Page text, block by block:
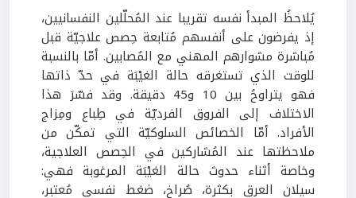
يُلاحظُ المبدأ نفسه تقريبا عند المُحلّلين النفسانيين،
إذ يفرضون على أنفسهم مُتابعة حِصص علاجيّة قبل
مُباشرة مشوارهم المهني مع المُصابين. أمّا بالنسبة
للوقت الذي تستغرقه حالة الغيْبَة في حدّ ذاتها
فهو يتراوحُ بين 10 و45 دقيقة. وقد فسّرَ هذا
الاختلاف إلى الفروق الفرديّة في طِباع ومِزاج
الأفراد. أمّا الخصائص السلوكيّة التي تمكّن من
ملاحظتها عند المُشاركين في الحِصص العلاجية،
وخاصة أثناء حدوث حالة الغيْبَة المرغوبة فهي:
سيلان العرق بكثرة، صُراخ، ضغط نفسي مُعتبر،